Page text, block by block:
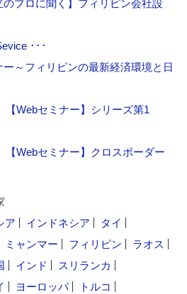
プロに聞く】フィリピン会社設
･･･
～フィリピンの最新経済環境と日
【Webセミナー】シリーズ第1
【Webセミナー】クロスボーダー
ア インドネシア
タイ
ミャンマー フィリピン
ラオス
インド
スリランカ
ヨーロッパ
トルコ